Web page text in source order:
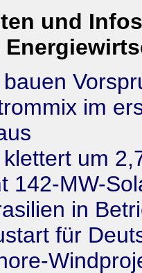
und
im
um
142-MW-
in
für